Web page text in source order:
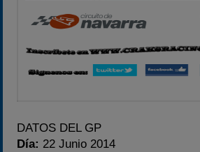
DATOS DEL GP
Día: 22 Junio 2014